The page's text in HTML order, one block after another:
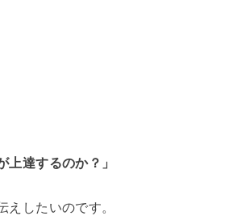
上達するのか？」
えしたいのです。